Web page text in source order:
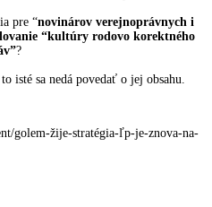
pre “novinárov verejnoprávnych i
“kultúry rodovo korektného
?
isté sa nedá povedať o jej obsahu.
golem-žije-stratégia-ľp-je-znova-na-